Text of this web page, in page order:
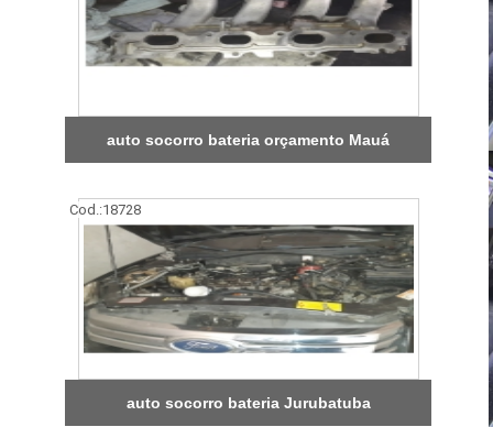
auto socorro bateria orçamento Mauá
Cod.:18728
auto socorro bateria Jurubatuba